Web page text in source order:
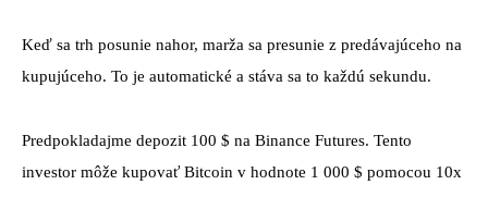
Keď sa trh posunie nahor, marža sa presunie z predávajúceho na
kupujúceho. To je automatické a stáva sa to každú sekundu.
Predpokladajme depozit 100 $ na Binance Futures. Tento
investor môže kupovať Bitcoin v hodnote 1 000 $ pomocou 10x